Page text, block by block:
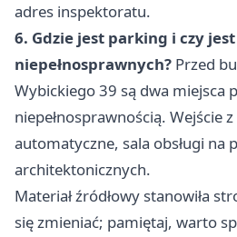
adres inspektoratu.
6. Gdzie jest parking i czy
niepełnosprawnych? Przed
Wybickiego 39 są dwa miejsca
niepełnosprawnością. Wejście
automatyczne, sala obsługi na
architektonicznych.
Materiał źródłowy stanowiła
się zmieniać; pamiętaj, warto